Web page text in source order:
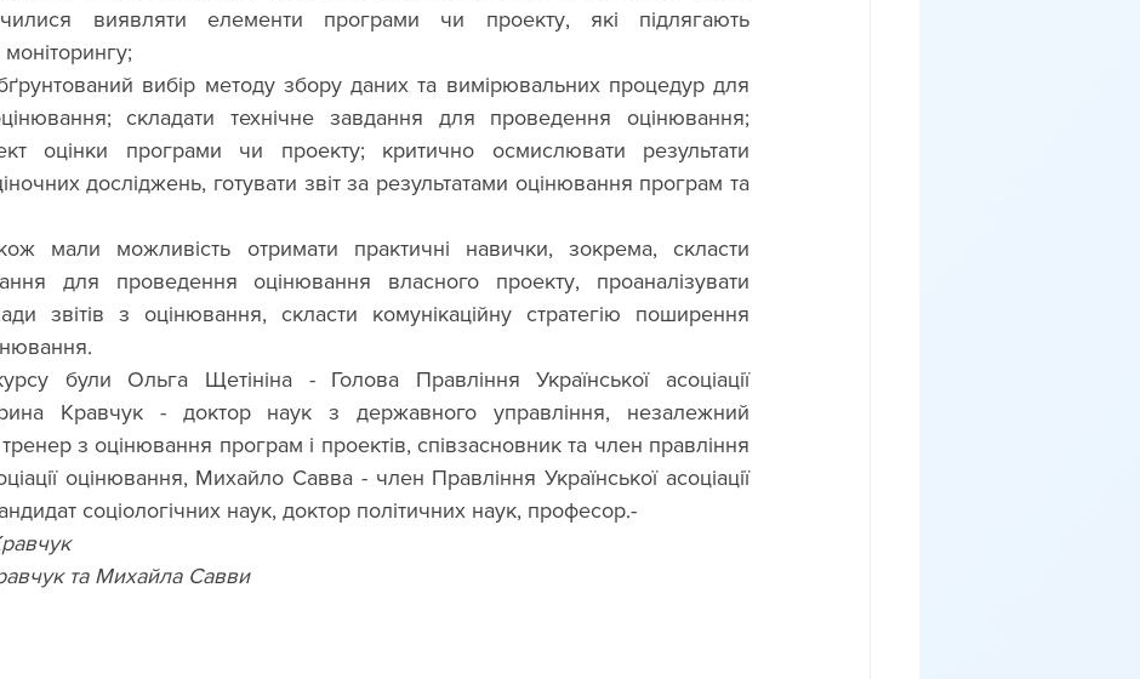
виявляти елементи програми чи проекту, які підлягають
вибір методу збору даних та вимірювальних процедур для
складати технічне завдання для проведення оцінювання;
оцінки програми чи проекту; критично осмислювати результати
досліджень, готувати звіт за результатами оцінювання програм та
для проведення оцінювання власного проекту, проаналізувати
звітів з оцінювання, скласти комунікаційну стратегію поширення
Кравчук - доктор наук з державного управління, незалежний
тренер з оцінювання програм і проектів, співзасновник та член правління
оцінювання, Михайло Савва - член Правління Української асоціації
соціологічних наук, доктор політичних наук, професор.-
та Михайла Савви